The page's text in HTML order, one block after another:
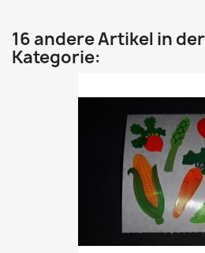
16 andere Artikel in
Kategorie: